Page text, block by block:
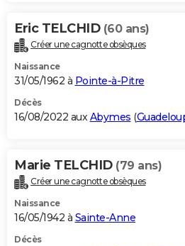
Eric TELCHID (60 ans)
Créer une cagnotte obsèques
Naissance
31/05/1962 à Pointe-à-Pitre
Décès
16/08/2022 auxAbymes (
Marie TELCHID (79 ans)
Créer une cagnotte obsèques
Naissance
16/05/1942 à Sainte-Anne
Décès